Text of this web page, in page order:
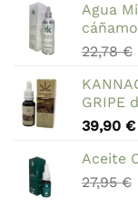
Agua
22,78€
GRIPE
39,90 €
Aceite
27,95€